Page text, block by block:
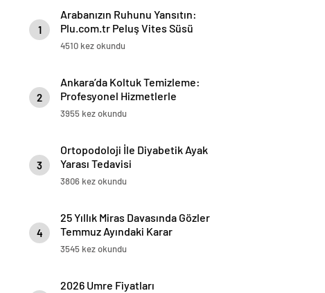
1
Arabanızın Ruhunu Yansıtın:
Plu.com.tr Peluş Vites Süsü
Modelleri
4510 kez okundu
2
Ankara’da Koltuk Temizleme:
Profesyonel Hizmetlerle
Temizlik ve Ferahlık
3955 kez okundu
3
Ortopodoloji İle Diyabetik Ayak
Yarası Tedavisi
3806 kez okundu
4
25 Yıllık Miras Davasında Gözler
Temmuz Ayındaki Karar
Duruşmasına Çevrildi
3545 kez okundu
2026 Umre Fiyatları